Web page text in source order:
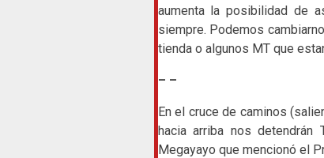
aumenta la posibilidad de
siempre. Podemos
tienda o algunos MT que
– –
En el cruce de caminos
hacia arriba nos
Megayayo que mencionó el